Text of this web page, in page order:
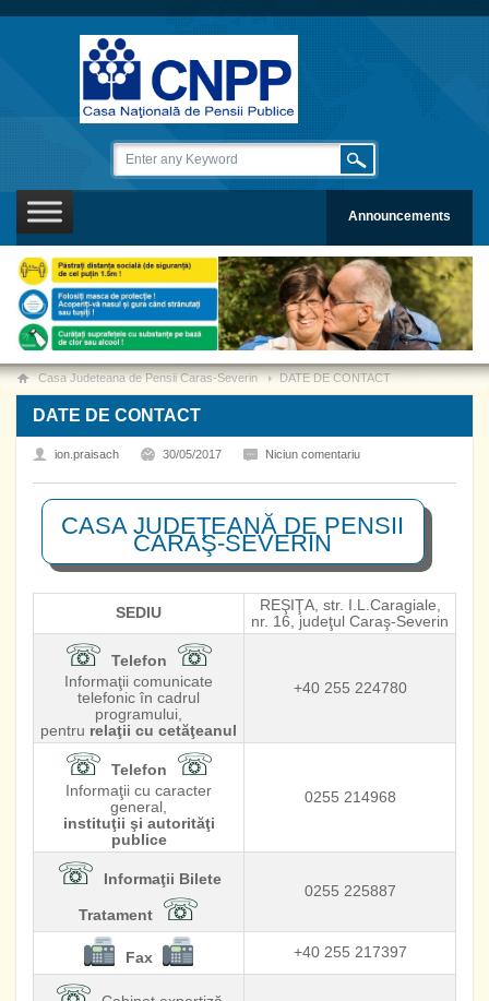
Announcements
Casa Judeteana de Pensii Caras-Severin DATE DE CONTACT
DATE DE CONTACT
ion.praisach 30/05/2017 Niciun comentariu
CASA JUDEŢEANĂ DE PENSII
CARAŞ-SEVERIN
SEDIU
REŞIŢA, str. I.L.Caragiale,
nr. 16, judeţul Caraş-Severin
☏ Telefon ☏
Informaţii comunicate
telefonic în cadrul
programului,
pentru relaţii cu cetăţeanul
+40 255 224780
☏ Telefon ☏
Informaţii cu caracter
general,
instituţii şi autorităţi
publice
0255 214968
☏ Informaţii Bilete
Tratament ☏
0255 225887
Fax +40 255 217397